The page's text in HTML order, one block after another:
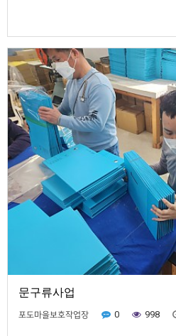
문구류사업
포도마을보호작업장 0 998